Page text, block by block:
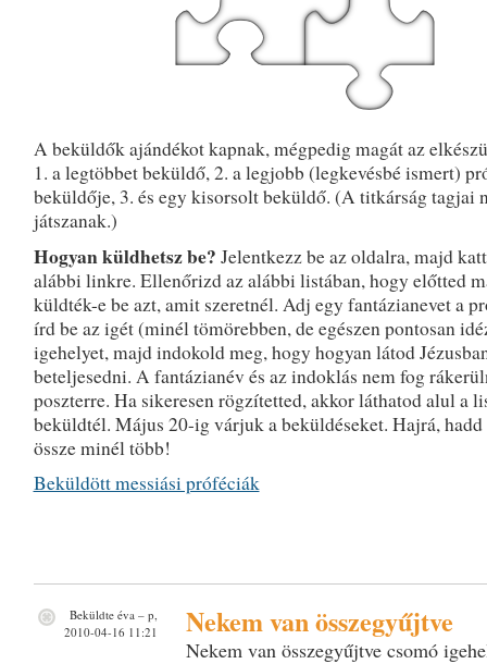
A beküldők ajándékot kapnak, mégpedig magát az
1. a legtöbbet beküldő, 2. a legjobb (legkevésbé ismert)
beküldője, 3. és egy kisorsolt beküldő. (A titkárság tagjai
játszanak.)
Hogyan küldhetsz be? Jelentkezz be az oldalra, majd
alábbi linkre. Ellenőrizd az alábbi listában, hogy előtted
küldték-e be azt, amit szeretnél. Adj egy fantázianevet a
írd be az igét (minél tömörebben, de egészen pontosan
igehelyet, majd indokold meg, hogy hogyan látod
beteljesedni. A fantázianév és az indoklás nem fog
poszterre. Ha sikeresen rögzítetted, akkor láthatod alul a
beküldtél. Május 20-ig várjuk a beküldéseket. Hajrá,
össze minél több!
Beküldött messiási próféciák
Nekem van összegyűjtve
Nekem van összegyűjtve csomó
Beküldte éva – p,
2010-04-16 11:21